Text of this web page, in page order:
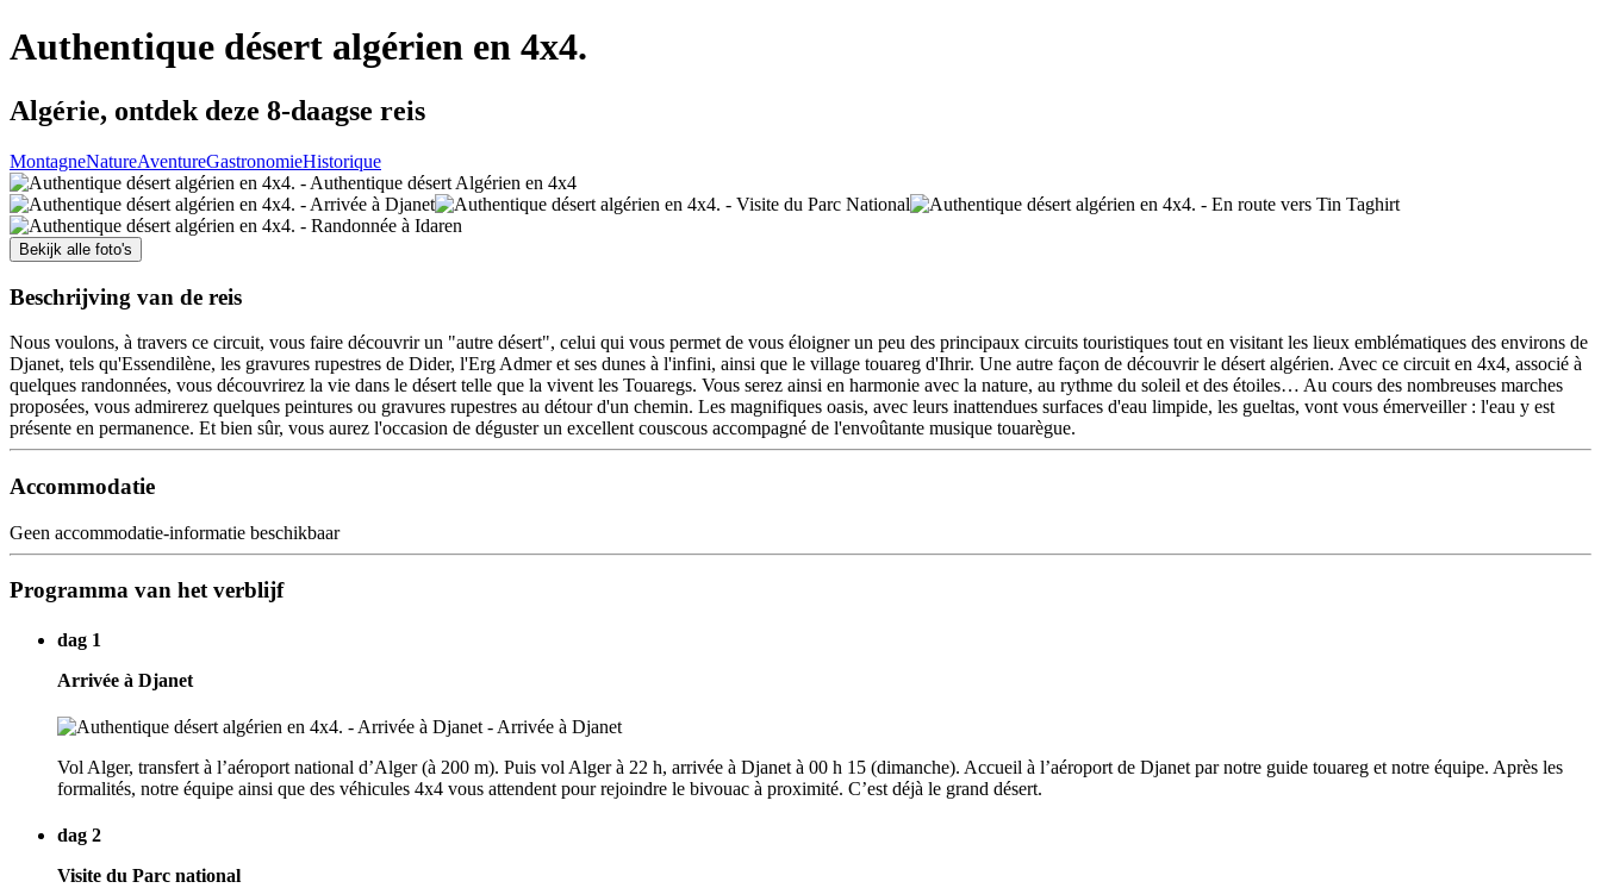
Authentique désert algérien en 4x4.
Algérie, ontdek deze 8-daagse reis
MontagneNatureAventureGastronomieHistorique
Bekijk alle foto's
Beschrijving van de reis
Nous voulons, à travers ce circuit, vous faire découvrir un "autre désert", celui qui vous permet de vous éloigner un peu des principaux circuits touristiques tout en visitant les lieux emblématiques des environs de
Djanet, tels qu'Essendilène, les gravures rupestres de Dider, l'Erg Admer et ses dunes à l'infini, ainsi que le village touareg d'Ihrir. Une autre façon de découvrir le désert algérien. Avec ce circuit en 4x4, associé à
quelques randonnées, vous découvrirez la vie dans le désert telle que la vivent les Touaregs. Vous serez ainsi en harmonie avec la nature, au rythme du soleil et des étoiles… Au cours des nombreuses marches
proposées, vous admirerez quelques peintures ou gravures rupestres au détour d'un chemin. Les magnifiques oasis, avec leurs inattendues surfaces d'eau limpide, les gueltas, vont vous émerveiller : l'eau y est
présente en permanence. Et bien sûr, vous aurez l'occasion de déguster un excellent couscous accompagné de l'envoûtante musique touarègue.
Accommodatie
Geen accommodatie-informatie beschikbaar
Programma van het verblijf
dag 1
Arrivée à Djanet
Vol Alger, transfert à l’aéroport national d’Alger (à 200 m). Puis vol Alger à 22 h, arrivée à Djanet à 00 h 15 (dimanche). Accueil à l’aéroport de Djanet par notre guide touareg et notre équipe. Après les
formalités, notre équipe ainsi que des véhicules 4x4 vous attendent pour rejoindre le bivouac à proximité. C’est déjà le grand désert.
dag 2
Visite du Parc national